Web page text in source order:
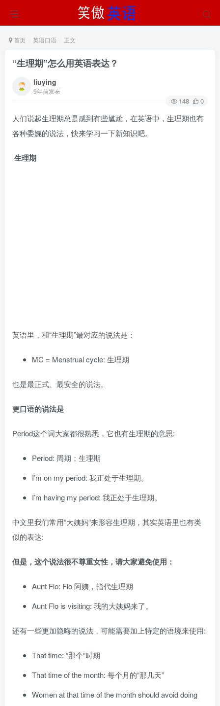
首页 英语口语 正文
“生理期”怎么用英语表达？
liuying
9年前发布
148 0
人们说起生理期总是感到有些尴尬，在英语中，生理期也有
各种委婉的说法，快来学习一下新知识吧。
生理期
英语里，和“生理期”最对应的说法是：
MC = Menstrual cycle: 生理期
也是最正式、最安全的说法。
更口语的说法是
Period这个词大家都很熟悉，它也有生理期的意思:
Period: 周期；生理期
I’m on my period: 我正处于生理期。
I’m having my period: 我正处于生理期。
中文里我们常用“大姨妈”来形容生理期，其实英语里也有类
似的表达:
但是，这个说法很不尊重女性，请大家避免使用：
Aunt Flo: Flo 阿姨，指代生理期
Aunt Flo is visiting: 我的大姨妈来了。
还有一些更加隐晦的说法，可能需要加上特定的语境来使用:
That time: “那个”时期
That time of the month: 每个月的“那几天”
Women at that time of the month should avoid doing